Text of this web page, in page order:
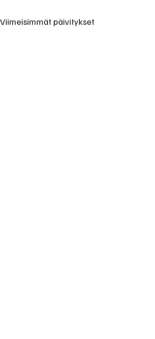
Viimeisimmät päivitykset